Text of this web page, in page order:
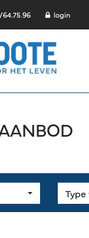
login
Type